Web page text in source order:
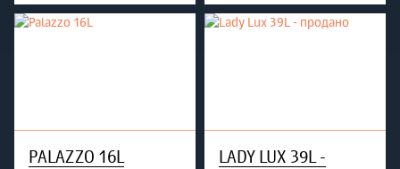
PALAZZO 16L
LADY LUX 39L -